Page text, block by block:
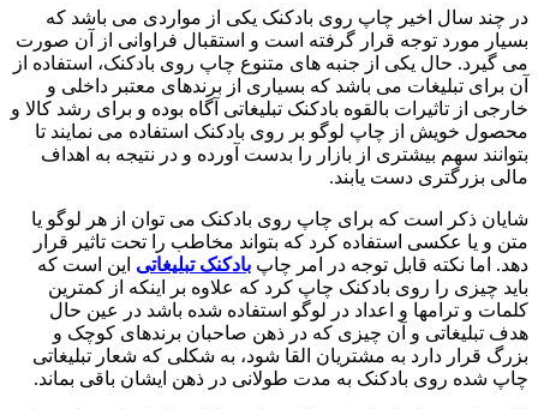
در چند سال اخیر چاپ روی بادکنک یکی از مواردی می باشد که
بسیار مورد توجه قرار گرفته است و استقبال فراوانی از آن صورت
می گیرد. حال یکی از جنبه های متنوع چاپ روی بادکنک، استفاده از
آن برای تبلیغات می باشد که بسیاری از برندهای معتبر داخلی و
خارجی از تاثیرات بالقوه بادکنک تبلیغاتی آگاه بوده و برای رشد کالا و
محصول خویش از چاپ لوگو بر روی بادکنک استفاده می نمایند تا
بتوانند سهم بیشتری از بازار را بدست آورده و در نتیجه به اهداف
مالی بزرگتری دست یابند.
شایان ذکر است که برای چاپ روی بادکنک می توان از هر لوگو یا
متن و یا عکسی استفاده کرد که بتواند مخاطب را تحت تاثیر قرار
دهد. اما نکته قابل توجه در امر چاپ بادکنک تبلیغاتی این است که
باید چیزی را روی بادکنک چاپ کرد که علاوه بر اینکه از کمترین
کلمات و ترامها و اعداد در لوگو استفاده شده باشد در عین حال
هدف تبلیغاتی و آن چیزی که در ذهن صاحبان برندهای کوچک و
بزرگ قرار دارد به مشتریان القا شود، به شکلی که شعار تبلیغاتی
چاپ شده روی بادکنک به مدت طولانی در ذهن ایشان باقی بماند.